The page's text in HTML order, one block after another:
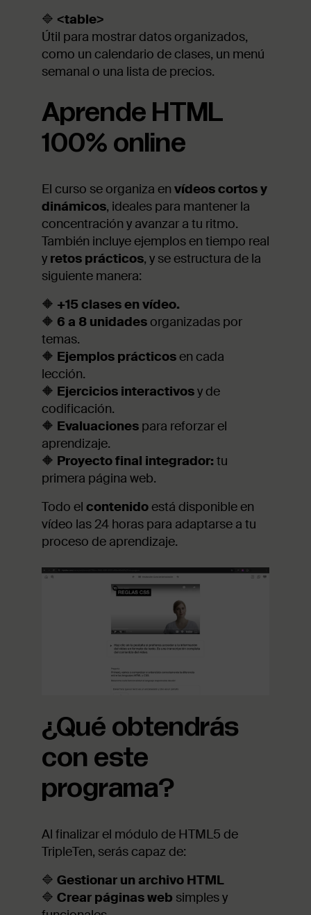
🔷 <table>
Útil para mostrar datos organizados,
como un calendario de clases, un menú
semanal o una lista de precios.
Aprende HTML
100% online
El curso se organiza en vídeos cortos y
dinámicos, ideales para mantener la
concentración y avanzar a tu ritmo.
También incluye ejemplos en tiempo real
y retos prácticos, y se estructura de la
siguiente manera:
🔶 +15 clases en vídeo.
🔶 6 a 8 unidades organizadas por
temas.
🔶 Ejemplos prácticosen cada
lección.
🔶 Ejercicios interactivosy de
codificación.
🔶 Evaluaciones para reforzar el
aprendizaje.
🔶 Proyecto final integrador: tu
primera página web.
Todo el contenidoestá disponible en
vídeo las 24 horas para adaptarse a tu
proceso de aprendizaje.
¿Qué obtendrás
con este
programa?
Al finalizar el módulo de HTML5 de
TripleTen, serás capaz de:
🔷 Gestionar un archivo HTML
🔷 Crear páginas web simples y